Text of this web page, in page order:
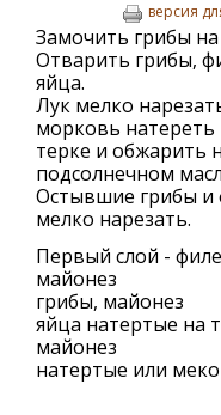
версия
Замочить грибы
Отварить грибы,
яйца.
Лук мелко
морковь натереть
терке и обжарить
подсолнечном
Остывшие грибы и
мелко нарезать.
Первый слой -
майонез
грибы, майонез
яйца натертые на
майонез
натертые или меко